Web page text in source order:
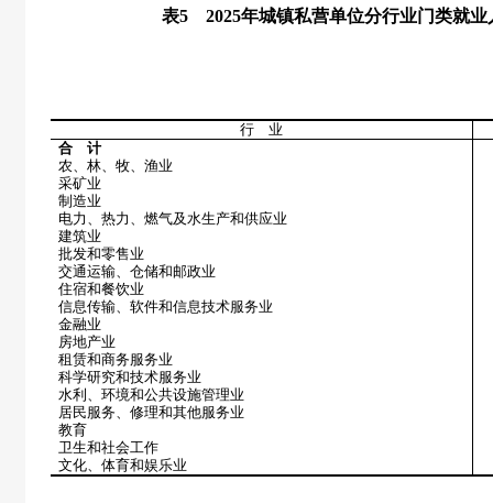
表5 2025年城镇私营单位分行业门类就
行 业
合 计
农、林、牧、渔业
采矿业
制造业
电力、热力、燃气及水生产和供应业
建筑业
批发和零售业
交通运输、仓储和邮政业
住宿和餐饮业
信息传输、软件和信息技术服务业
金融业
房地产业
租赁和商务服务业
科学研究和技术服务业
水利、环境和公共设施管理业
居民服务、修理和其他服务业
教育
卫生和社会工作
文化、体育和娱乐业